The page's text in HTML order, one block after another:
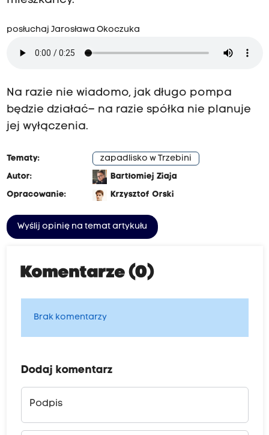
posłuchaj Jarosława Okoczuka
Na razie nie wiadomo, jak długo pompa
będzie działać– na razie spółka nie planuje
jej wyłączenia.
Tematy:
zapadlisko w Trzebini
Autor:
Bartłomiej Ziaja
Opracowanie:
Krzysztof Orski
Wyślij opinię na temat artykułu
Komentarze (0)
Brak komentarzy
Dodaj komentarz
Podpis